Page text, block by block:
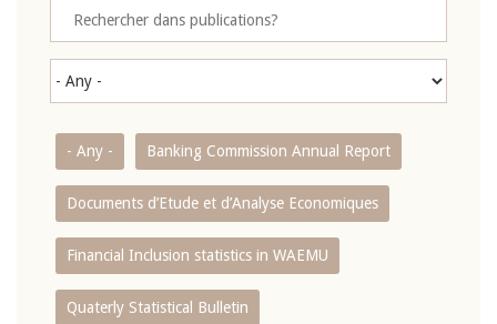
- Any - Banking Commission Annual Report
Documents d’Etude et d’Analyse Economiques
Financial Inclusion statistics in WAEMU
Quaterly Statistical Bulletin